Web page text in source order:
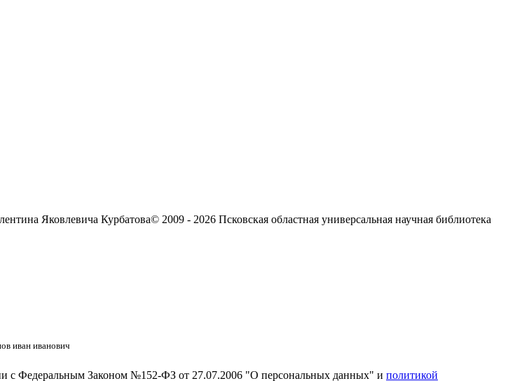
Яковлевича Курбатова© 2009 - 2026 Псковская областная универсальная научная библиотека
иван иванович
с Федеральным Законом №152-ФЗ от 27.07.2006 "О персональных данных" и политикой